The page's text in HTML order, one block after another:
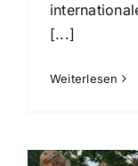
[...]
Weiterlesen